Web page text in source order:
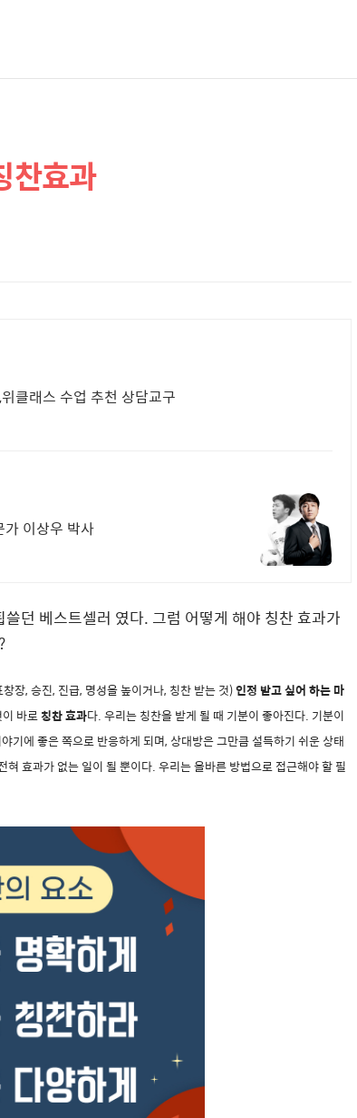
찬효과
클래스 수업 추천 상담교구
가 이상우 박사
던 베스트셀러 였다. 그럼 어떻게 해야 칭찬 효과가
창장,승진, 진급, 명성을 높이거나, 칭찬 받는 것)인정 받고 싶어 하는 마
바로칭찬 효과다.우리는 칭찬을 받게 될 때 기분이 좋아진다. 기분이
기에 좋은 쪽으로 반응하게 되며, 상대방은 그만큼 설득하기 쉬운 상태
혀 효과가 없는 일이 될 뿐이다.우리는 올바른 방법으로 접근해야 할 필